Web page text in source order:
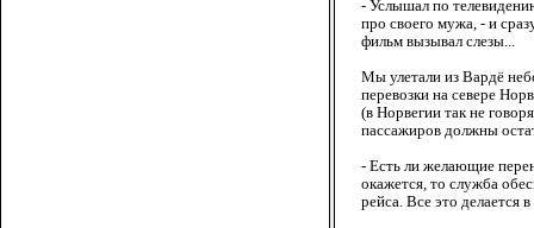
- Услышал по
про своего мужа, - и
фильм вызывал слезы...
Мы улетали из Вардё
перевозки на севере
(в Норвегии так не
пассажиров должны
- Есть ли желающие
окажется, то служба
рейса. Все это делается